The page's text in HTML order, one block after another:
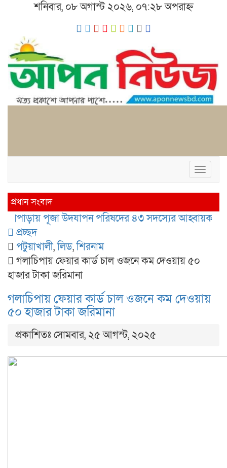
শনিবার, ০৮ অগাস্ট ২০২৬, ০৭:২৮ অপরাহ্ন
প্রধান সংবাদ
উদযাপন পরিষদের ৪৩ সদস্যের আহ্বায়ক কমিটি
প্রচ্ছদ
পটুয়াখালী,লিড,শিরনাম
গলাচিপায় ফেয়ার কার্ড চাল ওজনে কম দেওয়ায় ৫০
হাজার টাকা জরিমানা
গলাচিপায় ফেয়ার কার্ড চাল ওজনে কম দেওয়ায়
৫০ হাজার টাকা জরিমানা
প্রকাশিতঃ সোমবার, ২৫ আগস্ট, ২০২৫